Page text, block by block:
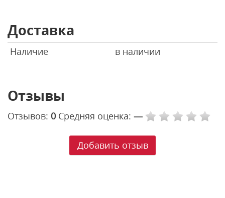
Доставка
Наличие в наличии
Отзывы
Отзывов: 0 Средняя оценка: —
Добавить отзыв